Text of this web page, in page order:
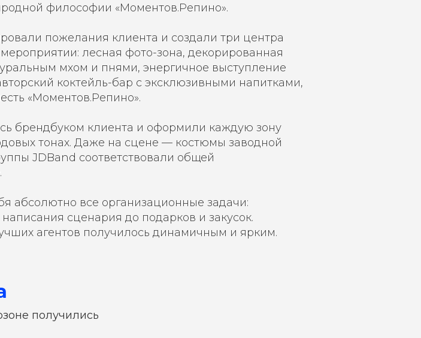
философии «Моментов.Репино».
пожелания клиента и создали три центра
лесная фото-зона, декорированная
мхом и пнями, энергичное выступление
коктейль-бар с эксклюзивными напитками,
«Моментов.Репино».
брендбуком клиента и оформили каждую зону
тонах. Даже на сцене — костюмы заводной
JDBand соответствовали общей
абсолютно все организационные задачи:
сценария до подарков и закусок.
агентов получилось динамичным и ярким.
получились